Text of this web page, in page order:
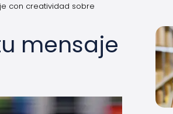
con creatividad sobre
mensaje